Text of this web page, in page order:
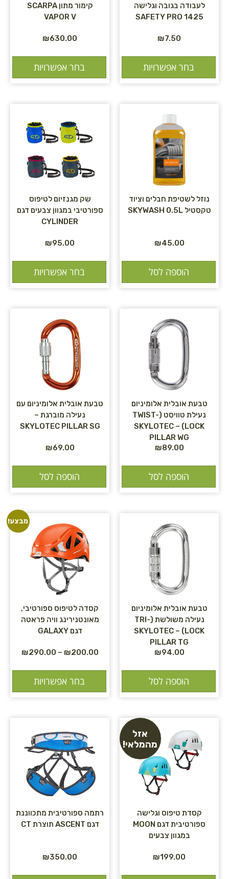
לעבודה בגובה וגלישה
1425 SAFETY PRO
₪7.50
בחר אפשרויות
קימור מתון SCARPA
VAPOR V
₪630.00
בחר אפשרויות
נוזל לשטיפת חבלים וציוד
טקסטיל SKYWASH 0.5L
₪45.00
הוספה לסל
שק מגנזיום לטיפוס
ספורטיבי במגוון צבעים דגם
CYLINDER
₪95.00
בחר אפשרויות
טבעת אובלית אלומיניום
נעילת טוויסט (TWIST-
LOCK) – SKYLOTEC
PILLAR WG
₪89.00
הוספה לסל
טבעת אובלית אלומיניום עם
נעילה מוברגת –
SKYLOTEC PILLAR SG
₪69.00
הוספה לסל
טבעת אובלית אלומיניום
נעילה משולשת (TRI-
LOCK) – SKYLOTEC
PILLAR TG
₪94.00
הוספה לסל
מבצע!
קסדה לטיפוס ספורטיבי,
מאונטנירינג וויה פראטה
דגם GALAXY
₪200.00
–
₪290.00
בחר אפשרויות
אזל
מהמלאי!
קסדת טיפוס וגלישה
ספורטיבית דגם MOON
במגוון צבעים
₪199.00
רתמה ספורטיבית מתכווננת
דגם ASCENT תוצרת CT
₪350.00